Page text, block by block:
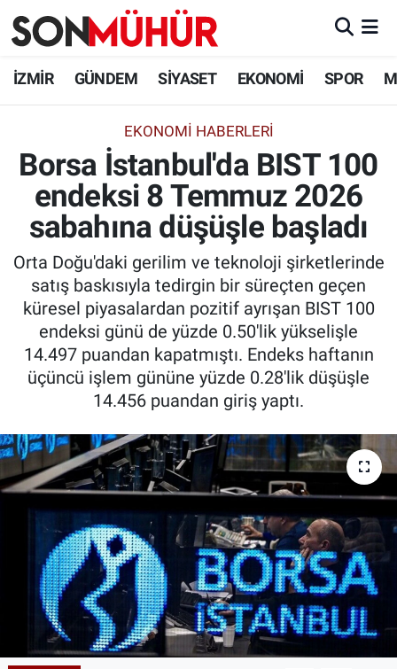
İZMİR GÜNDEM SİYASET EKONOMİ SPOR
EKONOMI HABERLERI
Borsa İstanbul'da BIST 100
endeksi 8 Temmuz 2026
sabahına düşüşle başladı
Orta Doğu'daki gerilim ve teknoloji şirketlerinde
satış baskısıyla tedirgin bir süreçten geçen
küresel piyasalardan pozitif ayrışan BIST 100
endeksi günü de yüzde 0.50'lik yükselişle
14.497 puandan kapatmıştı. Endeks haftanın
üçüncü işlem gününe yüzde 0.28'lik düşüşle
14.456 puandan giriş yaptı.
İzmir Nöbetçi Eczaneler
İzmir Namaz Vakitleri
İzmir Trafik Yoğunluk Haritası
Süper Lig Puan Durumu ve Fikstür
Tüm Manşetler
Son Dakika Haberleri
Haber Arşivi